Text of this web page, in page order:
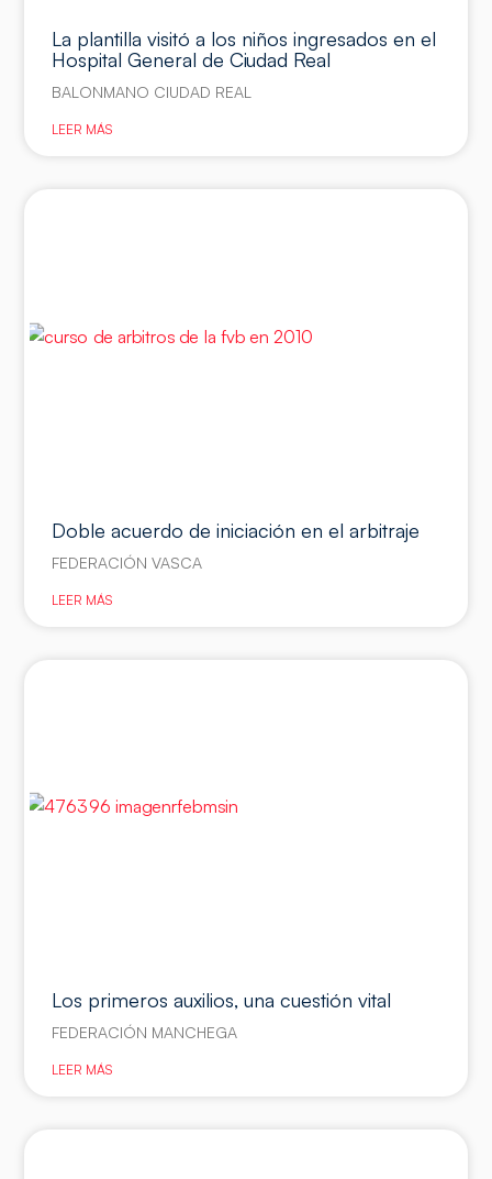
La plantilla visitó a los niños ingresados en el
Hospital General de Ciudad Real
BALONMANO CIUDAD REAL
LEER MÁS
Doble acuerdo de iniciación en el arbitraje
FEDERACIÓN VASCA
LEER MÁS
Los primeros auxilios, una cuestión vital
FEDERACIÓN MANCHEGA
LEER MÁS